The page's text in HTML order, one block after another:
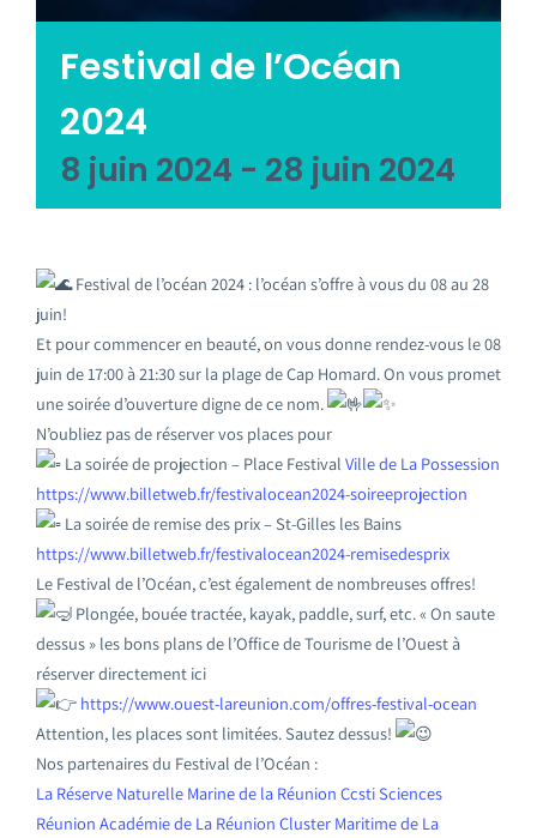
Festival de l’Océan
2024
8 juin 2024 - 28 juin 2024
Festival de l’océan 2024 : l’océan s’offre à vous du 08 au 28
juin!
Et pour commencer en beauté, on vous donne rendez-vous le 08
juin de 17:00 à 21:30 sur la plage de Cap Homard. On vous promet
une soirée d’ouverture digne de ce nom.
N’oubliez pas de réserver vos places pour
La soirée de projection – Place Festival Ville de La Possession
https://www.billetweb.fr/festivalocean2024-soireeprojection
La soirée de remise des prix – St-Gilles les Bains
https://www.billetweb.fr/festivalocean2024-remisedesprix
Le Festival de l’Océan, c’est également de nombreuses offres!
Plongée, bouée tractée, kayak, paddle, surf, etc. « On saute
dessus » les bons plans de l’Office de Tourisme de l’Ouest à
réserver directement ici
https://www.ouest-lareunion.com/offres-festival-ocean
Attention, les places sont limitées. Sautez dessus!
Nos partenaires du Festival de l’Océan :
La Réserve Naturelle Marine de la Réunion Ccsti Sciences
Réunion Académie de La Réunion Cluster Maritime de La